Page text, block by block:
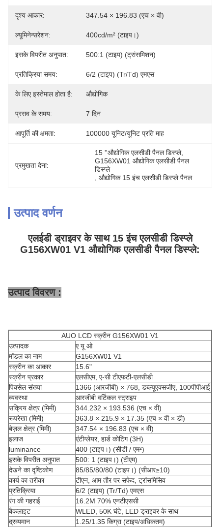
दृश्य आकार: 347.54 × 196.83 (एच × वी)
ल्यूमिनेन्सरेशन: 400cd/m² (टाइप।)
इसके विपरीत अनुपात: 500:1 (टाइप) (ट्रांसमिशन)
प्रतिक्रिया समय: 6/2 (टाइप) (Tr/Td) एमएस
के लिए इस्तेमाल होता है: औद्योगिक
प्रसव के समय: 7 दिन
आपूर्ति की क्षमता: 100000 यूनिट/यूनिट प्रति माह
प्रमुखता देना:
15 ''औद्योगिक एलसीडी पैनल डिस्प्ले,
G156XW01 औद्योगिक एलसीडी पैनल
डिस्प्ले
औद्योगिक 15 इंच एलसीडी डिस्प्ले पैनल
उत्पाद वर्णन
एलईडी ड्राइवर के साथ 15 इंच एलसीडी डिस्प्ले
G156XW01 V1 औद्योगिक एलसीडी पैनल डिस्प्ले:
उत्पाद विवरण :
AUO LCD स्क्रीन G156XW01 V1
उत्पादक
ए यू ओ
मॉडल का नाम
G156XW01 V1
स्क्रीन का आकार
15.6"
स्क्रीन प्रकार
एलसीएम, ए-सी टीएफटी-एलसीडी
पिक्सेल संख्या
1366 (आरजीबी) × 768, डब्ल्यूएक्सजीए, 100पीपीआई
व्यवस्था
आरजीबी वर्टिकल स्ट्राइप
सक्रिय क्षेत्र (मिमी)
344.232 × 193.536 (एच × वी)
रूपरेखा (मिमी)
363.8 × 215.9 × 17.35 (एच × वी × डी)
बेज़ल क्षेत्र (मिमी)
347.54 × 196.83 (एच × वी)
इलाज
एंटीग्लेयर, हार्ड कोटिंग (3H)
luminance
400 (टाइप।) (सीडी / एम²)
इसके विपरीत अनुपात
500: 1 (टाइप।) (टीएम)
देखने का दृष्टिकोण
85/85/80/80 (टाइप।) (सीआर≥10)
कार्य का तरीका
टीएन, आम तौर पर सफेद, ट्रांसमिसिव
प्रतिक्रिया
6/2 (टाइप) (Tr/Td) एमएस
रंग की गहराई
16.2M 70% एनटीएससी
बैकलाइट
WLED, 50K घंटे, LED ड्राइवर के साथ
द्रव्यमान
1.25/1.35 किग्रा (टाइप/अधिकतम)